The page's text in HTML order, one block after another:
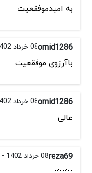
به امیدموفقعیت
omid128608 خرداد 1402 - 22:44
باآرزوی موفقعیت
omid128608 خرداد 1402 - 19:20
عالی
reza6908 خرداد 1402 - 11:32